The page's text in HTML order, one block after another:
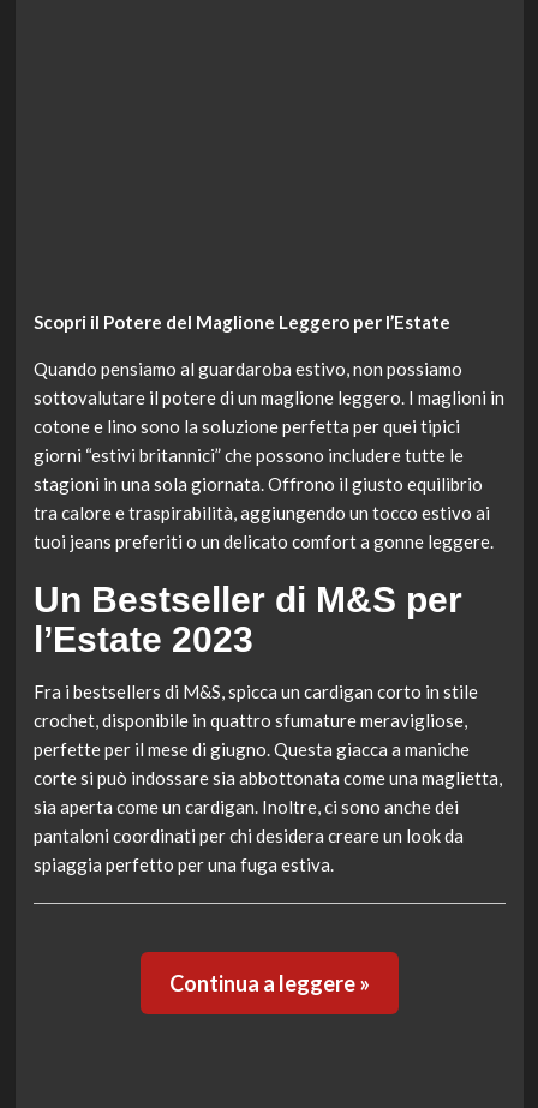
Scopri il Potere del Maglione Leggero per l’Estate
Quando pensiamo al guardaroba estivo, non possiamo
sottovalutare il potere di un maglione leggero. I maglioni in
cotone e lino sono la soluzione perfetta per quei tipici
giorni “estivi britannici” che possono includere tutte le
stagioni in una sola giornata. Offrono il giusto equilibrio
tra calore e traspirabilità, aggiungendo un tocco estivo ai
tuoi jeans preferiti o un delicato comfort a gonne leggere.
Un Bestseller di M&S per
l’Estate 2023
Fra i bestsellers di M&S, spicca un cardigan corto in stile
crochet, disponibile in quattro sfumature meravigliose,
perfette per il mese di giugno. Questa giacca a maniche
corte si può indossare sia abbottonata come una maglietta,
sia aperta come un cardigan. Inoltre, ci sono anche dei
pantaloni coordinati per chi desidera creare un look da
spiaggia perfetto per una fuga estiva.
Continua a leggere »